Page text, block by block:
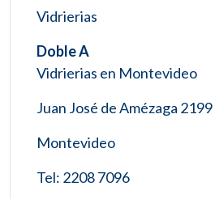
Vidrierias
Doble A
Vidrierias en Montevideo
Juan José de Amézaga 2199
Montevideo
Tel: 2208 7096